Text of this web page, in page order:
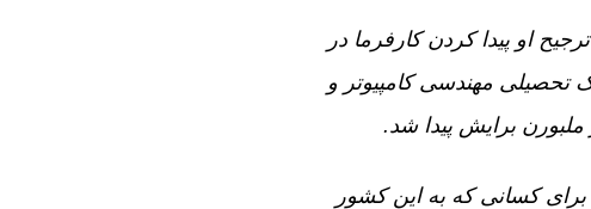
او پیدا کردن کارفرما در
تحصیلی مهندسی کامپیوتر و
برای کسانی که به این کشور